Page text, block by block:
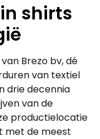
shirts
Brezo bv, dé
van textiel
drie decennia
van de
productielocatie
met de meest